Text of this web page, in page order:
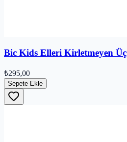
Bic Kids Elleri Kirletmeyen
₺295,00
Sepete Ekle